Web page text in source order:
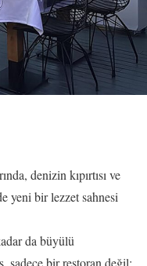
denizin kıpırtısı ve
yeni bir lezzet sahnesi
da büyülü
sadece bir restoran değil;